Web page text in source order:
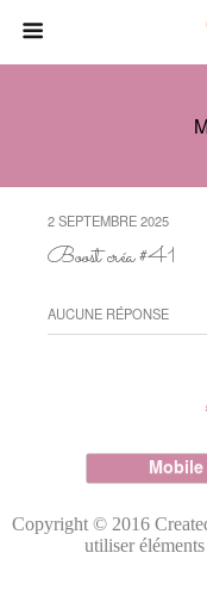
2 SEPTEMBRE 2025
Boost créa #41
AUCUNE RÉPONSE
Mobile
Copyright © 2016
utiliser